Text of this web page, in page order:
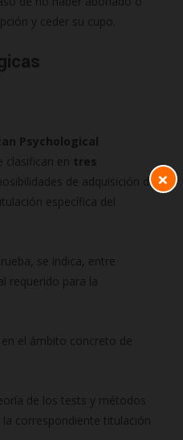
y ceder su cupo.
Psychological
clasifican en tres
de adquisición de
específica del
se indica, entre
requerido para la
el ámbito concreto de
de los tests y métodos
correspondiente titulación
×